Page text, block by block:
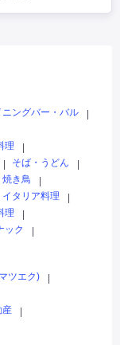
ングバー・バル
理
そば・うどん
焼き鳥
タリア料理
理
ック
ツエク)
産